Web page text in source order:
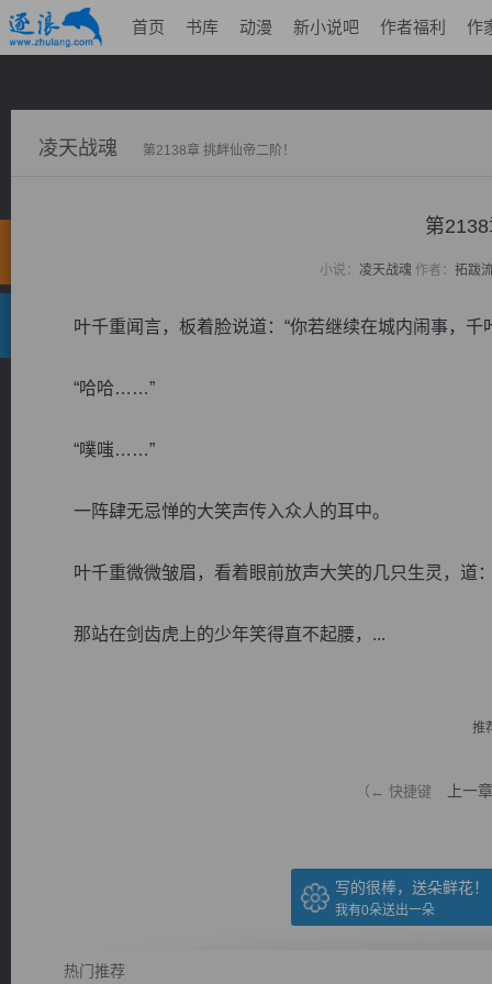
首页 书库 动漫 新小说吧 作者福利 作
凌天战魂 第2138章 挑衅仙帝二阶！
第
小说： 凌天战魂作者： 拓跋
叶千重闻言，板着脸说道：“你若继续在城内闹事，千
“哈哈……”
“噗嗤……”
一阵肆无忌惮的大笑声传入众人的耳中。
叶千重微微皱眉，看着眼前放声大笑的几只生灵，道：
那站在剑齿虎上的少年笑得直不起腰，...
推
（← 快捷键 上一章
写的很棒，送朵鲜花！
我有0朵送出一朵
热门推荐